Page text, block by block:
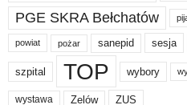
PGE SKRA Bełchatów
powiat pożar sanepid sesja
szpital TOP wybory
wystawa Zelów ZUS